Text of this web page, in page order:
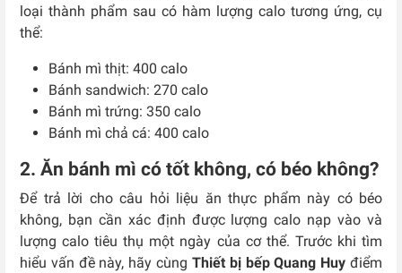
loại thành phẩm sau có hàm lượng calo tương ứng, cụ
thể:
Bánh mì thịt: 400 calo
Bánh sandwich: 270 calo
Bánh mì trứng: 350 calo
Bánh mì chả cá: 400 calo
2. Ăn bánh mì có tốt không, có béo không?
Để trả lời cho câu hỏi liệu ăn thực phẩm này có béo
không, bạn cần xác định được lượng calo nạp vào và
lượng calo tiêu thụ một ngày của cơ thể. Trước khi tìm
hiểu vấn đề này, hãy cùng Thiết bị bếp Quang Huy điểm